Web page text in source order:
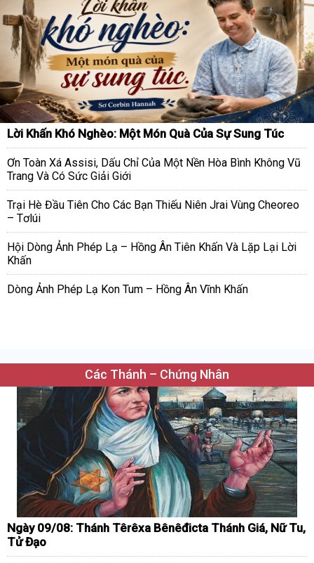
Lời Khấn Khó Nghèo: Một Món Quà Của Sự Sung Túc
Ơn Toàn Xá Assisi, Dấu Chỉ Của Một Nền Hòa Bình Không Vũ
Trang Và Có Sức Giải Giới
Trại Hè Đầu Tiên Cho Các Bạn Thiếu Niên Jrai Vùng Cheoreo
– Tơlúi
Hội Dòng Ảnh Phép Lạ – Hồng Ân Tiên Khấn Và Lặp Lại Lời
Khấn
Dòng Ảnh Phép Lạ Kon Tum – Hồng Ân Vĩnh Khấn
Các Thánh – Chứng Nhân
Ngày 09/08: Thánh Têrêxa Bênêđicta Thánh Giá, Nữ Tu,
Tử Đạo